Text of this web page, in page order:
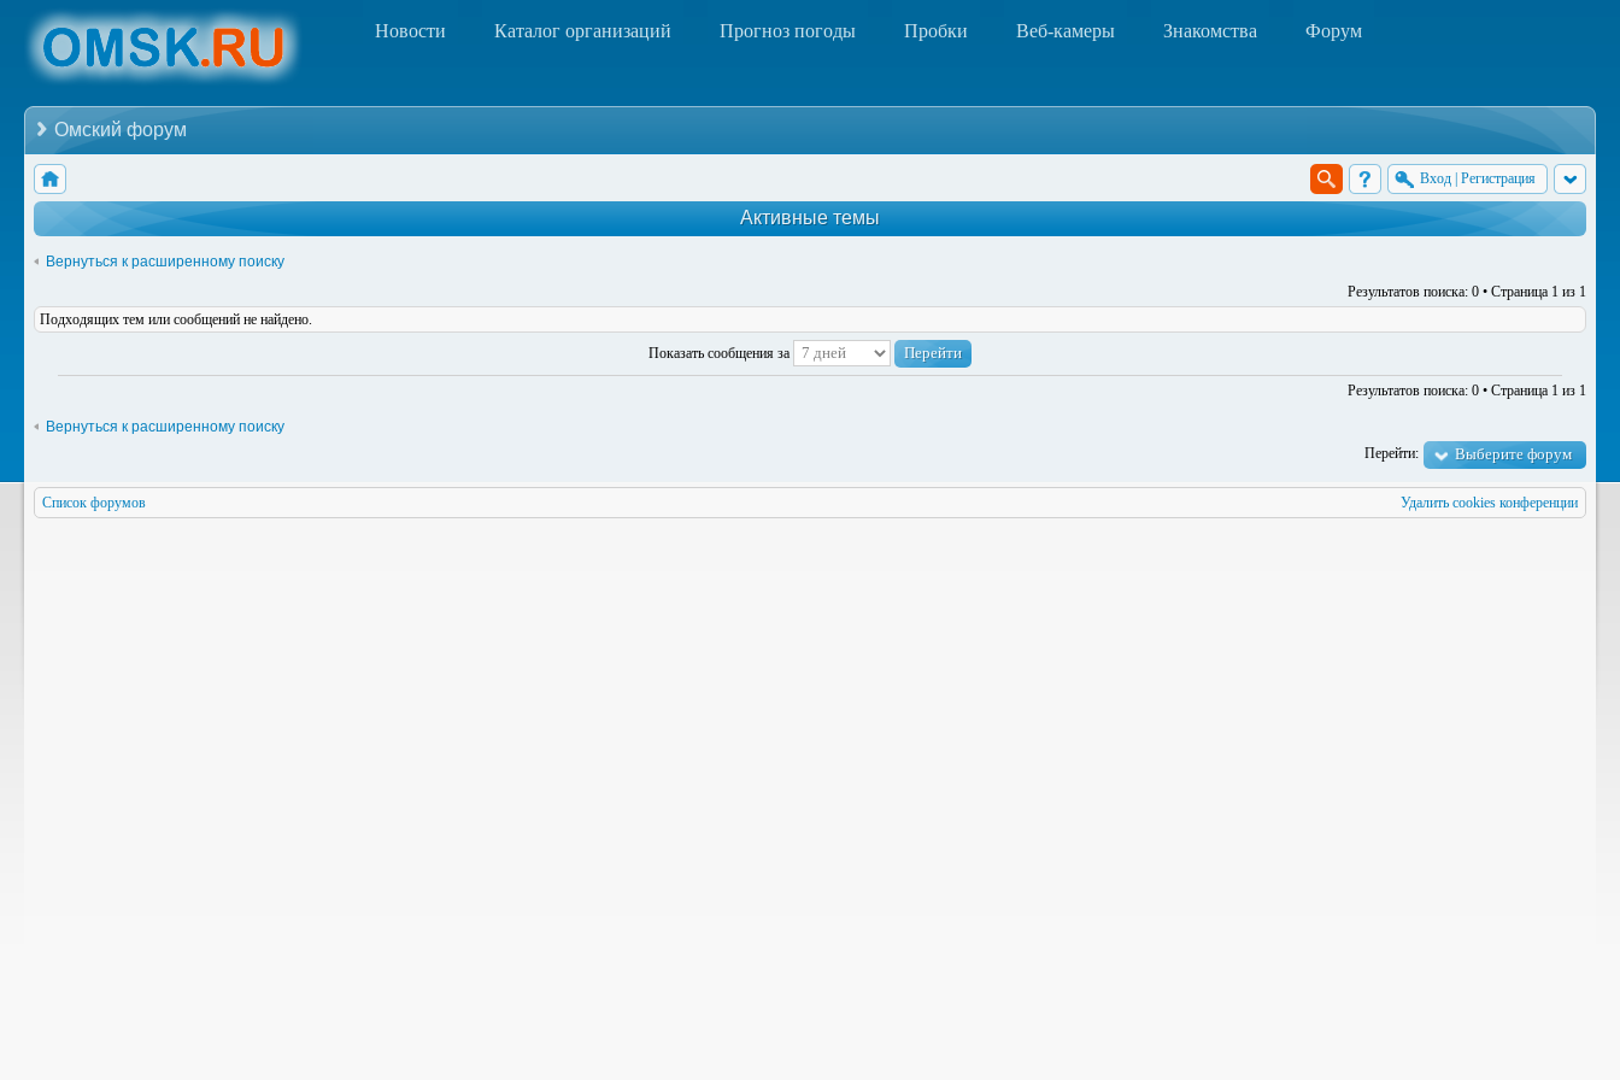
Новости Каталог организаций Прогноз погоды Пробки Веб-камеры Знакомства Форум
Омский форум
Вход Регистрация
Активные темы
Вернуться к расширенному поиску
Результатов поиска: 0 • Страница 1 из 1
Подходящих тем или сообщений не найдено.
Показать сообщения за
Результатов поиска: 0 • Страница 1 из 1
Вернуться к расширенному поиску
Перейти:
Выберите форум
Список форумов Удалить cookies конференции